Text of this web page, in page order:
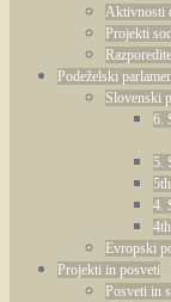
Aktivnosti
Projekti
Podeželski
Slovenski
6.
5.
4.
Evropski
Projekti in posveti
Posveti in